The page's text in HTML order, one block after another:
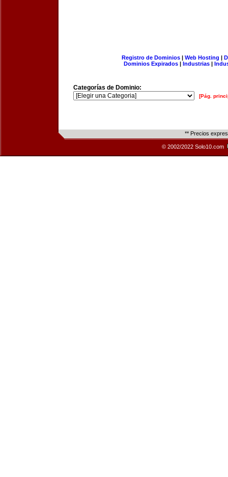
Registro de Dominios| Web Hosting |
Dominios Expirados | Industrias |
Categorías de Dominio:
[Pág.
** Precios
© 2002/2022 Solo10.com